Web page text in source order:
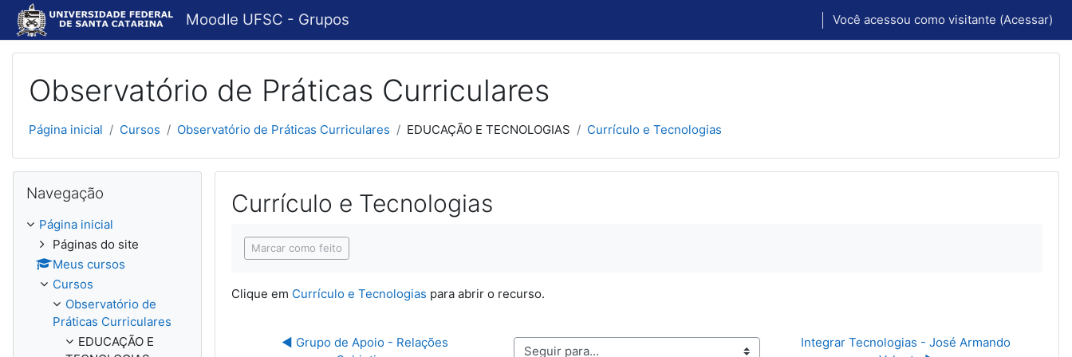
Ir para o conteúdo principal
Moodle UFSC - Grupos Você acessou como visitante (Acessar)
Observatório de Práticas Curriculares
Página inicial Cursos Observatório de Práticas Curriculares EDUCAÇÃO E TECNOLOGIAS Currículo e Tecnologias
Currículo e Tecnologias
Marcar como feito
Clique em Currículo e Tecnologias para abrir o recurso.
◀︎ Grupo de Apoio - Relações
Seguir para...
Integrar Tecnologias - José Armando
Navegação
Página inicial
Páginas do site
Meus cursos
Cursos
Observatório de
Práticas Curriculares
EDUCAÇÃO E